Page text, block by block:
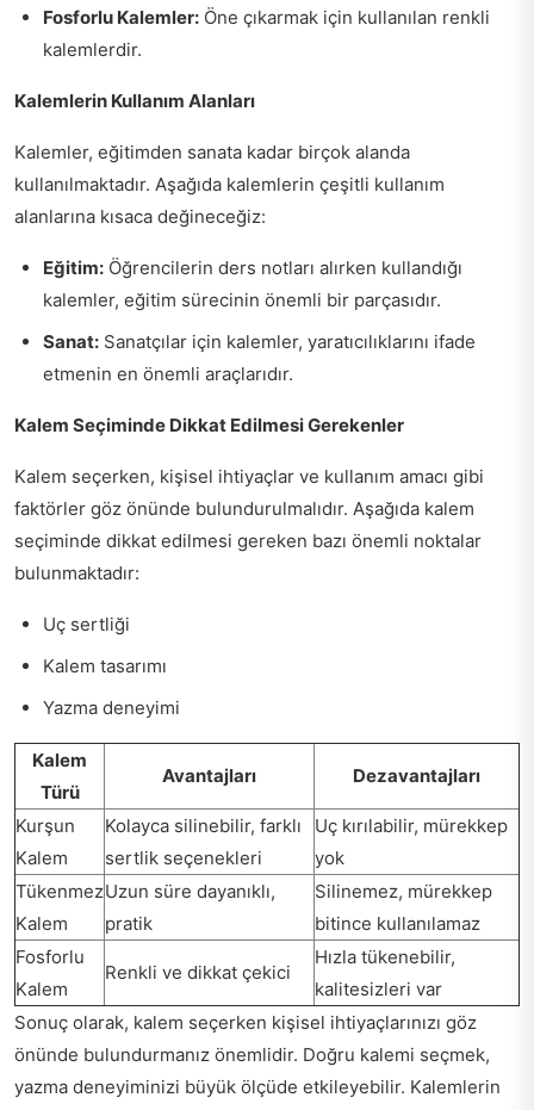
Fosforlu Kalemler: Öne çıkarmak için kullanılan renkli
kalemlerdir.
Kalemlerin Kullanım Alanları
Kalemler, eğitimden sanata kadar birçok alanda
kullanılmaktadır. Aşağıda kalemlerin çeşitli kullanım
alanlarına kısaca değineceğiz:
Eğitim: Öğrencilerin ders notları alırken kullandığı
kalemler, eğitim sürecinin önemli bir parçasıdır.
Sanat: Sanatçılar için kalemler, yaratıcılıklarını ifade
etmenin en önemli araçlarıdır.
Kalem Seçiminde Dikkat Edilmesi Gerekenler
Kalem seçerken, kişisel ihtiyaçlar ve kullanım amacı gibi
faktörler göz önünde bulundurulmalıdır. Aşağıda kalem
seçiminde dikkat edilmesi gereken bazı önemli noktalar
bulunmaktadır:
Uç sertliği
Kalem tasarımı
Yazma deneyimi
Kalem
Türü
Avantajları Dezavantajları
Kurşun
Kalem
Kolayca silinebilir, farklı
sertlik seçenekleri
Uç kırılabilir, mürekkep
yok
Tükenmez
Kalem
Uzun süre dayanıklı,
pratik
Silinemez, mürekkep
bitince kullanılamaz
Fosforlu
Kalem
Renkli ve dikkat çekici
Hızla tükenebilir,
kalitesizleri var
Sonuç olarak, kalem seçerken kişisel ihtiyaçlarınızı göz
önünde bulundurmanız önemlidir. Doğru kalemi seçmek,
yazma deneyiminizi büyük ölçüde etkileyebilir. Kalemlerin